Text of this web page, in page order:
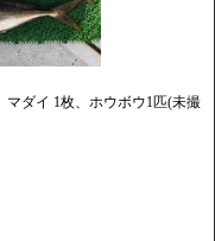
ダイ 1枚、ホウボウ1匹(未撮